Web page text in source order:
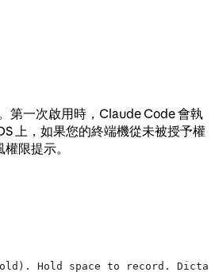
第一次啟用時，Claude Code 會執
上，如果您的終端機從未被授予權
限提示。
Hold space to record.